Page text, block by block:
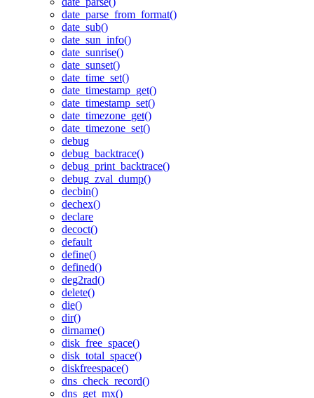
date_parse_from_format()
date_sub()
date_sun_info()
date_sunrise()
date_sunset()
date_time_set()
date_timestamp_get()
date_timestamp_set()
date_timezone_get()
date_timezone_set()
debug
debug_backtrace()
debug_print_backtrace()
debug_zval_dump()
decbin()
dechex()
declare
decoct()
default
define()
defined()
deg2rad()
delete()
die()
dir()
dirname()
disk_free_space()
disk_total_space()
diskfreespace()
dns_check_record()
dns_get_mx()